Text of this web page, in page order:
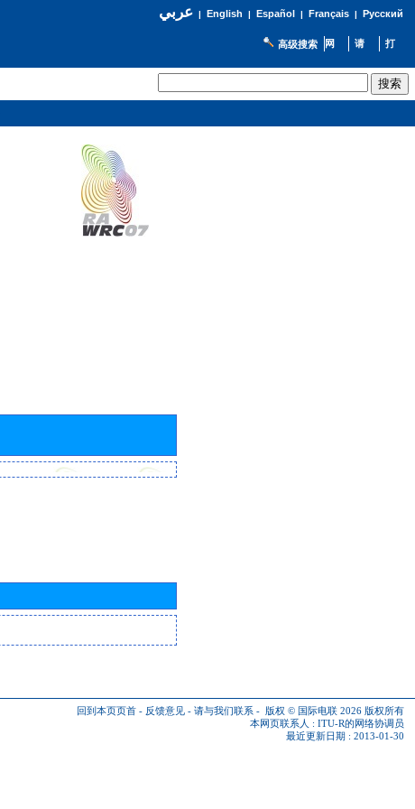
عربي| English | Español | Français| Русский
高级搜索
回到本页页首 - 反馈意见 - 请与我们联系 - 版权 © 国际电联 2026 版权所有
本网页联系人 : ITU-R的网络协调员
最近更新日期 : 2013-01-30